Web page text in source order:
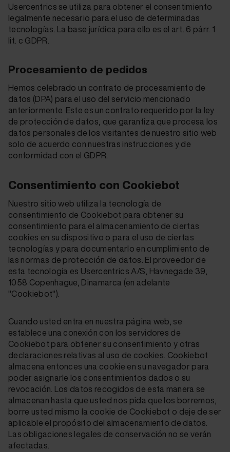
Usercentrics se utiliza para obtener el consentimiento
legalmente necesario para el uso de determinadas
tecnologías. La base jurídica para ello es el art. 6 párr. 1
lit. c GDPR.
Procesamiento de pedidos
Hemos celebrado un contrato de procesamiento de
datos (DPA) para el uso del servicio mencionado
anteriormente. Este es un contrato requerido por la ley
de protección de datos, que garantiza que procesa los
datos personales de los visitantes de nuestro sitio web
solo de acuerdo con nuestras instrucciones y de
conformidad con el GDPR.
Consentimiento con Cookiebot
Nuestro sitio web utiliza la tecnología de
consentimiento de Cookiebot para obtener su
consentimiento para el almacenamiento de ciertas
cookies en su dispositivo o para el uso de ciertas
tecnologías y para documentarlo en cumplimiento de
las normas de protección de datos. El proveedor de
esta tecnología es Usercentrics A/S, Havnegade 39,
1058 Copenhague, Dinamarca (en adelante
"Cookiebot").
Cuando usted entra en nuestra página web, se
establece una conexión con los servidores de
Cookiebot para obtener su consentimiento y otras
declaraciones relativas al uso de cookies. Cookiebot
almacena entonces una cookie en su navegador para
poder asignarle los consentimientos dados o su
revocación. Los datos recogidos de esta manera se
almacenan hasta que usted nos pida que los borremos,
borre usted mismo la cookie de Cookiebot o deje de ser
aplicable el propósito del almacenamiento de datos.
Las obligaciones legales de conservación no se verán
afectadas.